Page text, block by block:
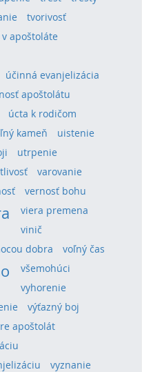
tvorivosť
apoštoláte
účinná evanjelizácia
apoštolátu
úcta k rodičom
kameň
uistenie
utrpenie
varovanie
vernosť bohu
viera premena
vinič
dobra voľný čas
všemohúci
vyhorenie
výťazný boj
apoštolát
vyznanie